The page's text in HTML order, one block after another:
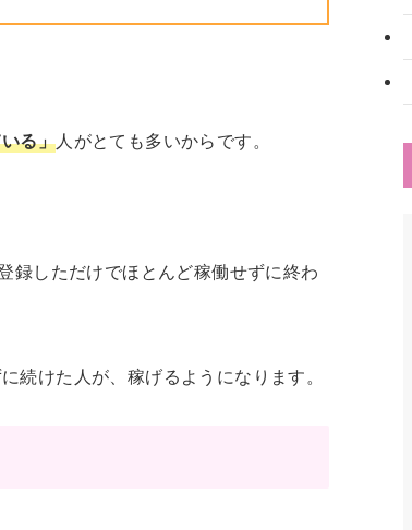
る」人がとても多いからです。
録しただけでほとんど稼働せずに終わ
続けた人が、稼げるようになります。